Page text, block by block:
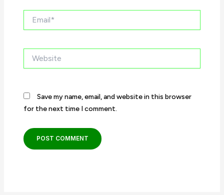
Save my name, email, and website in this browser
for the next time I comment.